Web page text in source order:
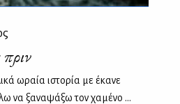
ωραία ιστορία με έκανε
να ξαναψάξω τον χαμένο ...